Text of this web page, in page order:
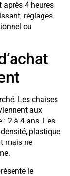
après 4 heures
réglages
ou
Les chaises
aux
: 2 à 4 ans. Les
plastique
mais ne
le